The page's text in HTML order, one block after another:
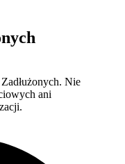
Nie
ani